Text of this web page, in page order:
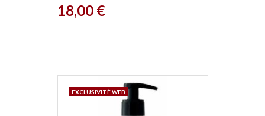
Prix
18,00 €
EXCLUSIVITÉ WEB